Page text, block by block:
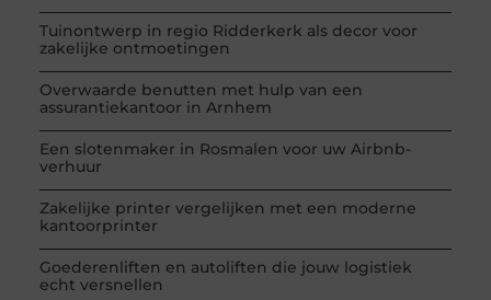
Tuinontwerp in regio Ridderkerk als decor voor
zakelijke ontmoetingen
Overwaarde benutten met hulp van een
assurantiekantoor in Arnhem
Een slotenmaker in Rosmalen voor uw Airbnb-
verhuur
Zakelijke printer vergelijken met een moderne
kantoorprinter
Goederenliften en autoliften die jouw logistiek
echt versnellen